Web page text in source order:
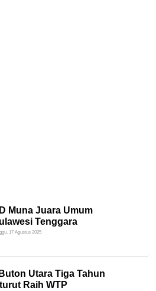
Muna Juara Umum
Tenggara
17 Agustus 2025
Utara Tiga Tahun
Raih WTP